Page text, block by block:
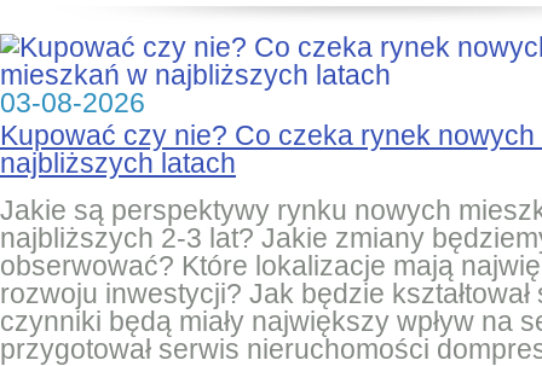
03-08-2026
Kupować czy nie? Co czeka rynek
najbliższych latach
Jakie są perspektywy rynku nowych
najbliższych 2-3 lat? Jakie zmiany
obserwować? Które lokalizacje mają
rozwoju inwestycji? Jak będzie
czynniki będą miały największy wpływ na
przygotował serwis nieruchomości